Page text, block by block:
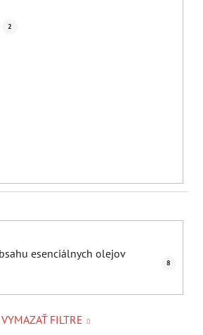
2
esenciálnych olejov
8
VYMAZAŤ FILTRE